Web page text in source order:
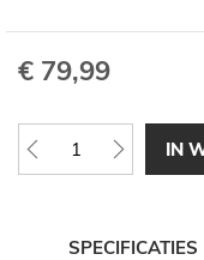
€ 79,99
IN
SPECIFICATIES